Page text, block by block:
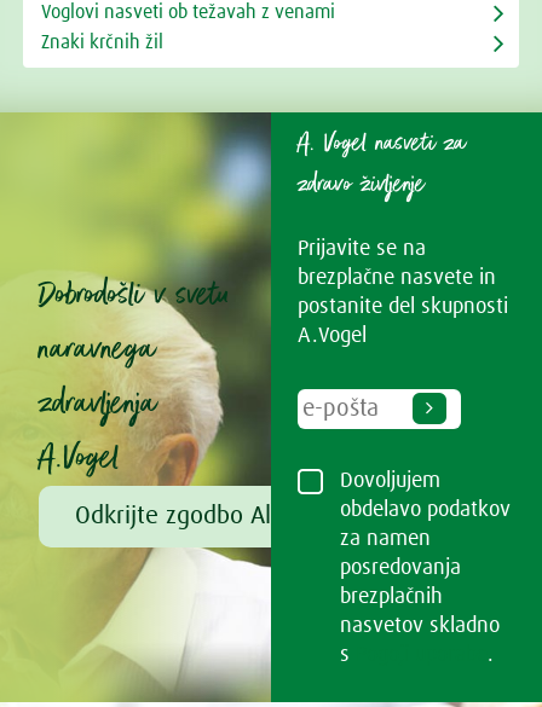
Voglovi nasveti ob težavah z venami
Znaki krčnih žil
Dobrodošli v svetu
naravnega
zdravljenja
A.Vogel
Odkrijte zgodbo Alfreda Vogla
A. Vogel nasveti za
zdravo življenje
Prijavite se na
brezplačne nasvete in
postanite del skupnosti
A.Vogel
Dovoljujem
obdelavo podatkov
za namen
posredovanja
brezplačnih
nasvetov skladno
s
.